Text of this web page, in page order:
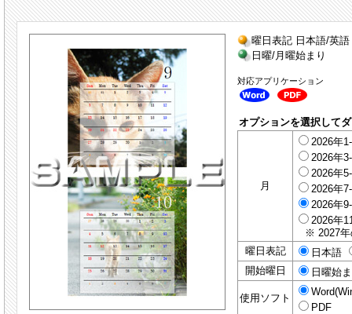
曜日表記 日本語/英語
日曜/月曜始まり
対応アプリケーション
オプションを選択して
月
2026年
2026年
2026年
2026年
2026年
2026年
※ 2027年
曜日表記
日本語
開始曜日
日曜始
使用ソフト
PDF